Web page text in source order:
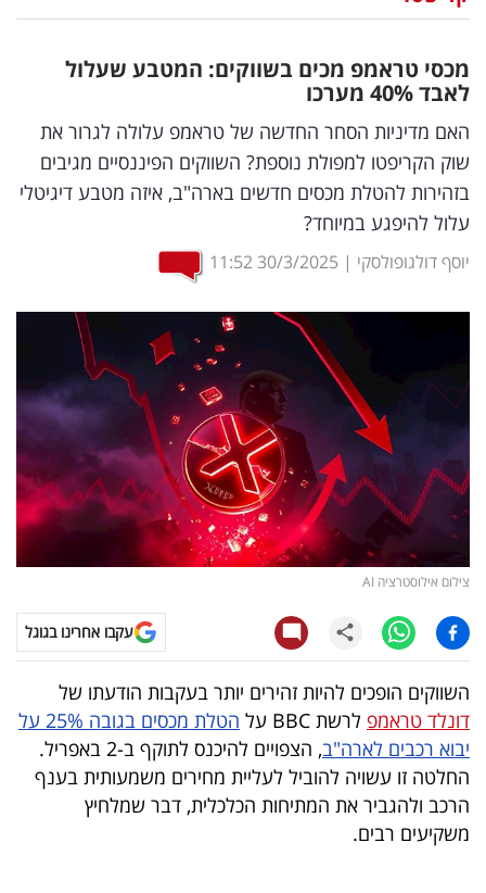
דיגיטל
וטק
שיווק
ופרסום
משפט
מדדים
דעות
רכילות
עסקית
קריפטו
ויראלי
טלוויזיה
עסקי
ספורט
קריירה
ולימודים
מינויים
מכסי טראמפ מכים בשווקים: המטבע שעלול
לאבד 40% מערכו
האם מדיניות הסחר החדשה של טראמפ עלולה לגרור את
שוק הקריפטו למפולת נוספת? השווקים הפיננסיים מגיבים
בזהירות להטלת מכסים חדשים בארה"ב, איזה מטבע דיגיטלי
עלול להיפגע במיוחד?
יוסף דולגופולסקי |
30/3/2025
11:52
צילום אילוסטרציה AI
עקבו אחרינו בגוגל
השווקים הופכים להיות זהירים יותר בעקבות הודעתו של
דונלד טראמפ לרשת BBC על
הטלת מכסים בגובה 25% על
יבוא רכבים לארה"ב
, הצפויים להיכנס לתוקף ב-2 באפריל.
החלטה זו עשויה להוביל לעליית מחירים משמעותית בענף
הרכב ולהגביר את המתיחות הכלכלית, דבר שמלחיץ
משקיעים רבים.